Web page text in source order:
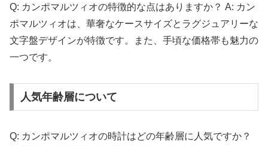
Q: カンポマルツィオの特徴的な点はありますか？ A: カン
ポマルツィオは、華奢なケースサイズとラグジュアリーな
文字盤デザインが特徴です。また、手頃な価格帯も魅力の
一つです。
人気年齢層について
Q: カンポマルツィオの時計はどの年齢層に人気ですか？